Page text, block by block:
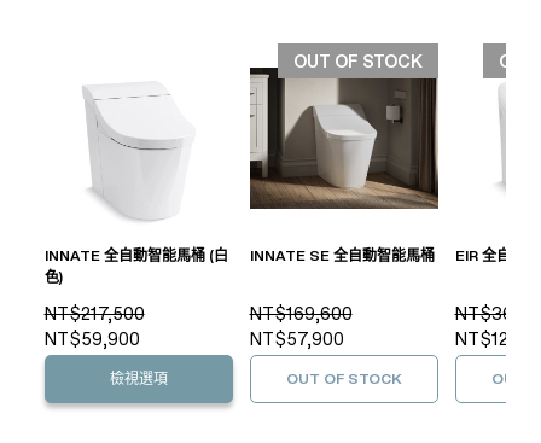
INNATE 全自動智能馬桶 (白
色)
NT$217,500
NT$59,900
檢視選項
OUT OF STOCK
INNATE SE 全自動智能馬桶
NT$169,600
NT$57,900
OUT OF STOCK
OUT
EIR 全自動
OUT